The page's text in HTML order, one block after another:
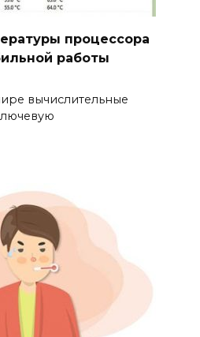
процессора
работы
вычислительные